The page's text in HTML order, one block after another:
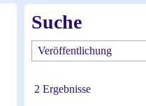
Suche
2 Ergebnisse